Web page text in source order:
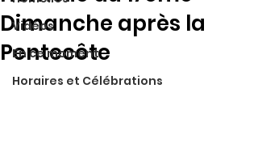
Vidéos
En ce moment
Horaires et Célébrations
Dimanche après la
Pentecôte